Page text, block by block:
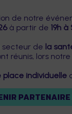
de notre
à partir de 19h
de la
réunis, lors
place individuelle